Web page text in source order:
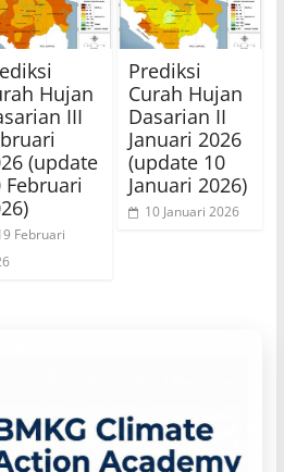
Hujan
III
(update
Februari
Februari
Prediksi
Curah Hujan
Dasarian II
Januari 2026
(update 10
Januari 2026)
10 Januari 2026